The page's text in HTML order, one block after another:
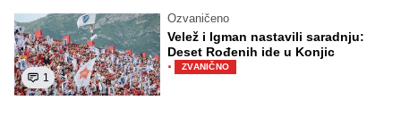
1
Ozvaničeno
Velež i Igman nastavili saradnju:
Deset Rođenih ide u Konjic
· ZVANIČNO